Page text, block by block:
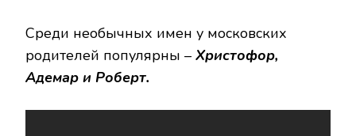
Среди необычных имен у московских
родителей популярны – Христофор,
Адемар и Роберт.